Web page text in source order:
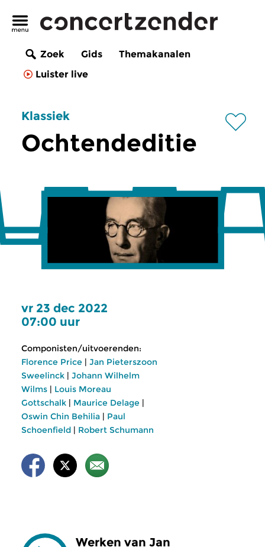
Zoek Gids
Themakanalen
Luister live
Klassiek
Ochtendeditie
vr 23 dec 2022
07:00 uur
Componisten/uitvoerenden:
Florence Price | Jan Pieterszoon
Sweelinck | Johann Wilhelm
Wilms | Louis Moreau
Gottschalk | Maurice Delage |
Oswin Chin Behilia | Paul
Schoenfield | Robert Schumann
Werken van Jan